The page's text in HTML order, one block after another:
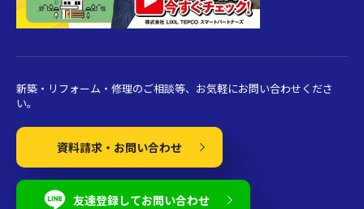
新築・リフォーム・修理のご相談等、お気軽にお問い合わせくださ
い。
資料請求・お問い合わせ
友達登録してお問い合わせ